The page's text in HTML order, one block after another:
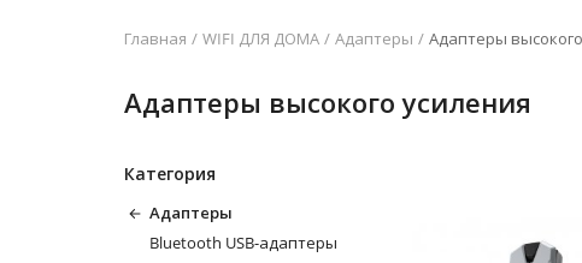
Главная WIFI ДЛЯ ДОМА Адаптеры Адаптеры
Адаптеры высокого усиления
Категория
Адаптеры
Bluetooth USB-адаптеры